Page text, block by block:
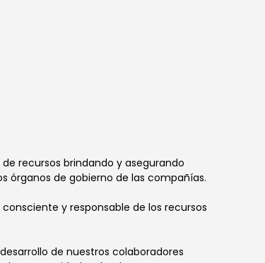
recursos brindando y asegurando
órganos de gobierno de las compañías.
y responsable de los recursos
de nuestros colaboradores